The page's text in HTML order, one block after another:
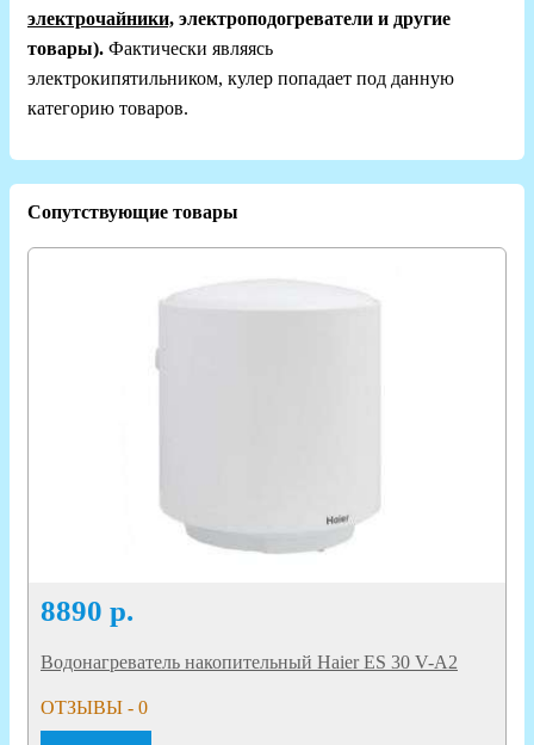
электрочайники, электроподогреватели и другие
товары). Фактически являясь
электрокипятильником, кулер попадает под данную
категорию товаров.
Сопутствующие товары
8890 р.
Водонагреватель накопительный Haier ES 30 V-A2
ОТЗЫВЫ - 0